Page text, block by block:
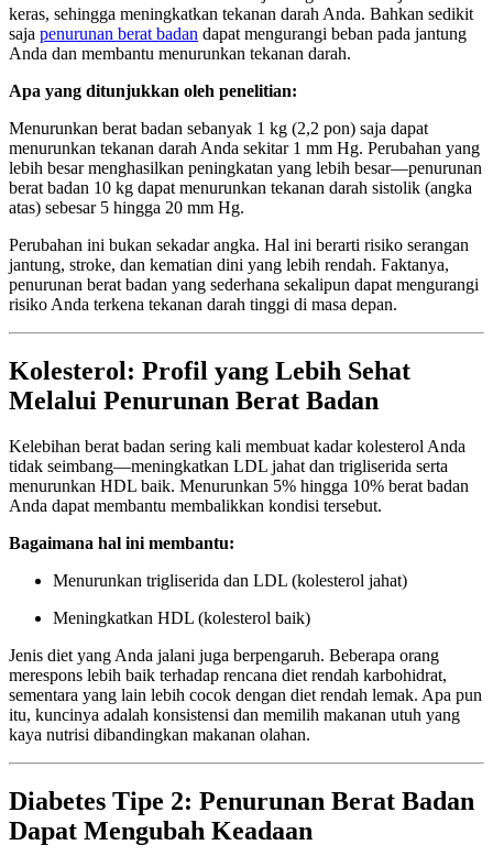
keras, sehingga meningkatkan tekanan darah Anda. Bahkan sedikit
saja penurunan berat badan dapat mengurangi beban pada jantung
Anda dan membantu menurunkan tekanan darah.
Apa yang ditunjukkan oleh penelitian:
Menurunkan berat badan sebanyak 1 kg (2,2 pon) saja dapat
menurunkan tekanan darah Anda sekitar 1 mm Hg. Perubahan yang
lebih besar menghasilkan peningkatan yang lebih besar—penurunan
berat badan 10 kg dapat menurunkan tekanan darah sistolik (angka
atas) sebesar 5 hingga 20 mm Hg.
Perubahan ini bukan sekadar angka. Hal ini berarti risiko serangan
jantung, stroke, dan kematian dini yang lebih rendah. Faktanya,
penurunan berat badan yang sederhana sekalipun dapat mengurangi
risiko Anda terkena tekanan darah tinggi di masa depan.
Kolesterol: Profil yang Lebih Sehat
Melalui Penurunan Berat Badan
Kelebihan berat badan sering kali membuat kadar kolesterol Anda
tidak seimbang—meningkatkan LDL jahat dan trigliserida serta
menurunkan HDL baik. Menurunkan 5% hingga 10% berat badan
Anda dapat membantu membalikkan kondisi tersebut.
Bagaimana hal ini membantu:
Menurunkan trigliserida dan LDL (kolesterol jahat)
Meningkatkan HDL (kolesterol baik)
Jenis diet yang Anda jalani juga berpengaruh. Beberapa orang
merespons lebih baik terhadap rencana diet rendah karbohidrat,
sementara yang lain lebih cocok dengan diet rendah lemak. Apa pun
itu, kuncinya adalah konsistensi dan memilih makanan utuh yang
kaya nutrisi dibandingkan makanan olahan.
Diabetes Tipe 2: Penurunan Berat Badan
Dapat Mengubah Keadaan